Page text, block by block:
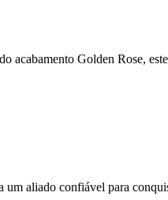
acabamento Golden Rose,
um aliado confiável para